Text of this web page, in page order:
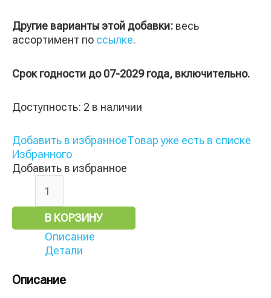
Другие варианты этой добавки: весь
ассортимент по ссылке.
Срок годности до 07-2029 года, включительно.
Доступность: 2 в наличии
Добавить в избранноеТовар уже есть в списке
Избранного
Добавить в избранное
В КОРЗИНУ
Описание
Детали
Описание